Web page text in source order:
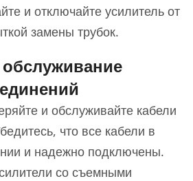
и отключайте усилитель от
замены трубок.
и обслуживайте кабели
что все кабели в
и надежно подключены.
со съемными